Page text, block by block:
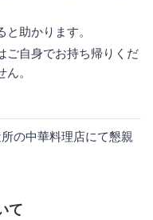
助かります。
ご自身でお持ち帰りくだ
。
の中華料理店にて懇親
て